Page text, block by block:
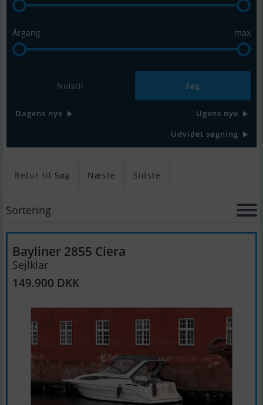
Årgang max
Nulstil
Dagens nye
Ugens nye
Udvidet søgning
Retur til Søg Næste Sidste
Sortering
Bayliner 2855 Ciera
Sejlklar
149.900 DKK